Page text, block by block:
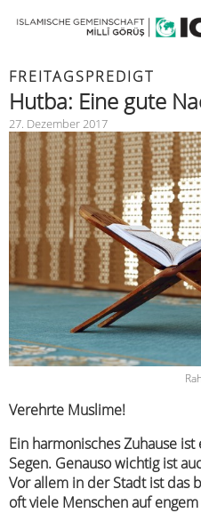
FREITAGSPREDIGT
Hutba: Eine gute
27. Dezember 2017
Verehrte Muslime!
Ein harmonisches Zuhause
Segen. Genauso wichtig ist
Vor allem in der Stadt ist das
oft viele Menschen auf